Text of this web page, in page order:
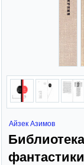
Айзек Азимов